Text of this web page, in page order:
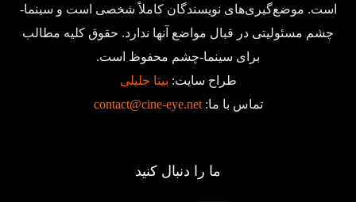
است. موضع‌گیری‌های نویسندگان کاملاً شخصی است و سینما-
چشم مسئولیتی در قبال مواضع آنها ندارد. حقوق کلیه مطالب
برای سینما-چشم محفوظ است.
طراح سایت: بیتا جلیلی
تماس با ما:contact@cine-eye.net
ما را دنبال کنید